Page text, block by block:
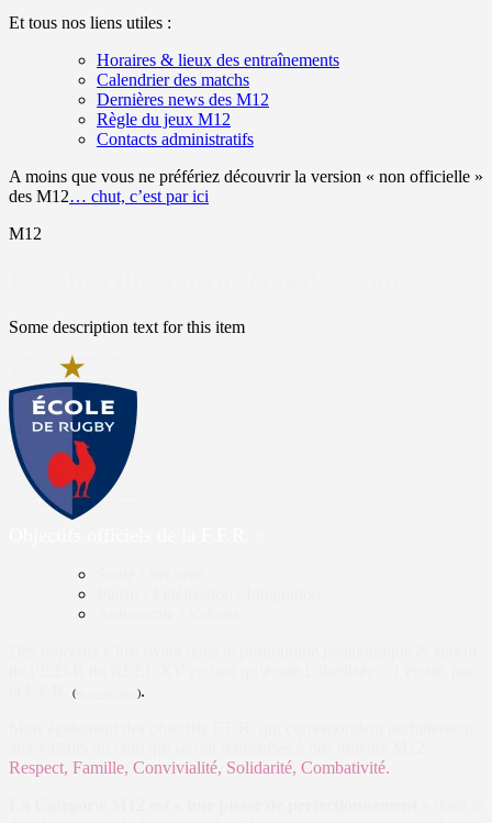
Et tous nos liens utiles :
Horaires & lieux des entraînements
Calendrier des matchs
Dernières news des M12
Règle du jeux M12
Contacts administratifs
A moins que vous ne préfériez découvrir la version « non officielle »
des M12… chut, c’est par ici
M12
Some description text for this item
( ).
Respect, Famille, Convivialité, Solidarité, Combativité.